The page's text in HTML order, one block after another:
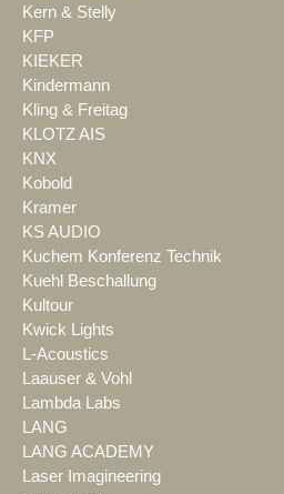
Kern & Stelly
KFP
KIEKER
Kindermann
Kling & Freitag
KLOTZ AIS
KNX
Kobold
Kramer
KS AUDIO
Kuchem Konferenz Technik
Kuehl Beschallung
Kultour
Kwick Lights
L-Acoustics
Laauser & Vohl
Lambda Labs
LANG
LANG ACADEMY
Laser Imagineering